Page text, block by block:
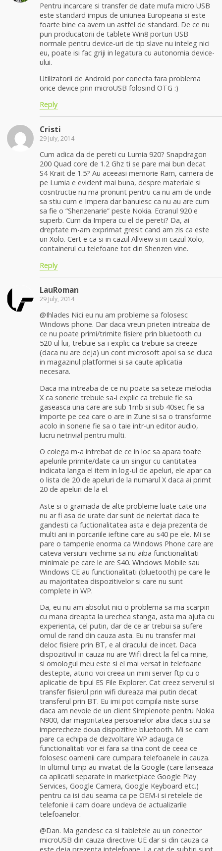
Pentru incarcare si transfer de date mufa micro USB
este standard impus de uniunea Europeana si este
foarte bine ca avem un astfel de standard. De ce nu
pun producatorii de tablete Win8 porturi USB
normale pentru device-uri de tip slave nu inteleg nici
eu, poate isi fac griji in legatura cu autonomia device-
ului.
Utilizatorii de Android por conecta fara problema
orice device prin microUSB folosind OTG :)
Reply
Cristi
29 July, 2014
Cum adica da de pereti cu Lumia 920? Snapdragon
200 Quad core de 1.2 Ghz ti se pare mai bun decat
S4 Krait de 1.5? Au aceeasi memorie Ram, camera de
pe Lumia e evident mai buna, despre materiale si
cosntructie nu ma pronunt pentru ca nu am de unde
sa stiu cum e Impera dar banuiesc ca nu au are cum
sa fie o “Shenzenarie” peste Nokia. Ecranul 920 e
superb. Cum da Impera cu el de pereti? Da, ai
dreptate m-am exprimat gresit cand am zis ca este
un Xolo. Cert e ca si in cazul Allview si in cazul Xolo,
containerul cu telefoane tot din Shenzen vine.
Reply
LauRoman
29 July, 2014
@Ihlades Nici eu nu am probleme sa folosesc
Windows phone. Dar daca vreun prieten intreaba de
ce nu poate primi/trimite fisiere prin bluetooth cu
520-ul lui, trebuie sa-i explic ca trebuie sa creeze
(daca nu are deja) un cont microsoft apoi sa se duca
in magazinul platformei si sa caute aplicatia
necesara.
Daca ma intreaba de ce nu poate sa seteze melodia
X ca sonerie trebuie sa-i explic ca trebuie fie sa
gaseasca una care are sub 1mb si sub 40sec fie sa
importe pe cea care o are in Zune si sa o transforme
acolo in sonerie fie sa o taie intr-un editor audio,
lucru netrivial pentru multi.
O colega m-a intrebat de ce in loc sa apara toate
apelurile primite/date ca un singur cu cantitatea
indicata langa el item in log-ul de apeluri, ele apar ca
o lista de 20 de apeluri de la numarul X daca ai primt
20 de apeluri de la el.
Aste si o gramada de alte probleme luate cate una
nu ar fi asa de urate dar sunt de neiertat daca te
gandesti ca fuctionalitatea asta e deja prezenta de
multi ani in porcariile ieftine care au s40 pe ele. Mi se
pare o tampenie enorma ca Windows Phone care are
cateva versiuni vechime sa nu aiba functionalitati
minimale pe care le are S40. Windows Mobile sau
Windows CE au functionalitati (bluetooth) pe care le
au majoritatea dispozitivelor si care nu sunt
complete in WP.
Da, eu nu am absolut nici o problema sa ma scarpin
cu mana dreapta la urechea stanga, asta ma ajuta cu
experienta, cel putin, dar de ce ar trebui sa sufere
omul de rand din cauza asta. Eu nu transfer mai
deloc fisiere prin BT, e al dracului de incet. Daca
dispozitivul in cauza nu are Wifi direct la fel ca mine,
si omologul meu este si el mai versat in telefoane
destepte, atunci voi creea un mini server ftp cu o
aplicatie de tipul ES File Explorer. Cat creez serverul si
transfer fisierul prin wifi dureaza mai putin decat
transferul prin BT. Eu imi pot compila niste surse
daca am nevoie de un client Simplenote pentru Nokia
N900, dar majoritatea persoanelor abia daca stiu sa
imperecheze doua dispozitive bluetooth. Mi se cam
pare ca echipa de dezvoltare WP adauga ce
functionalitati vor ei fara sa tina cont de ceea ce
folosesc oamenii care cumpara telefoanele in cauza.
In ultimul timp au invatat de la Google (care lanseaza
ca aplicatii separate in marketplace Google Play
Services, Google Camera, Google Keyboard etc.)
pentru ca isi dau seama ca pe OEM-i si retelele de
telefonie ii cam doare undeva de actualizarile
telefoanelor.
@Dan. Ma gandesc ca si tabletele au un conector
microUSB din cauza directivei UE dar si din cauza ca